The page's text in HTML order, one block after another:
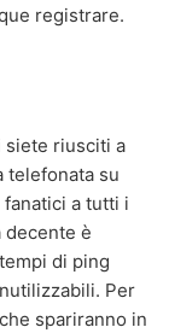
registrare.
siete riusciti a
telefonata su
fanatici a tutti i
decente è
di ping
Per
spariranno in